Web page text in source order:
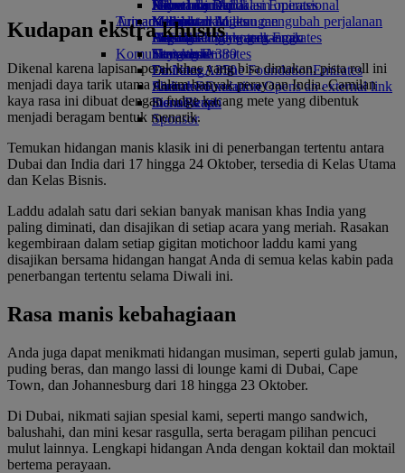
Minuman
Armada kami
Boeing 777
Emirates A380
Emirates A350
Emirates Executive
Denah kursi
Hiburan anak
Mainan anak
Aktivitas untuk anak-anak
Keberlanjutan dalam operasional
Kebijakan lingkungan
Laporan lingkungan
Komunitas kami
Emirates Airline FoundationEmirates
Airline Foundation Opens an external link
in a new tab
Sponsor
Jakarta ke Dubai
Tujuan terbaru
Helsinki
Hangzhou
Da Nang
Shenzhen
Siem Reap
Skywards Rail
Kalkulator Miles
Masuk ke Skywards Emirates
Skywards+
Ponsel dan Aplikasi Emirates
Membatalkan atau mengubah perjalanan
Perjalanan yang terganggu
Tentang Emirates
Kudapan ekstra khusus
Dikenal karena lapisan perak khas yang bisa dimakan, pista roll ini
menjadi daya tarik utama dalam banyak perayaan India. Camilan
kaya rasa ini dibuat dengan fudge kacang mete yang dibentuk
menjadi beragam bentuk menarik.
Temukan hidangan manis klasik ini di penerbangan tertentu antara
Dubai dan India dari 17 hingga 24 Oktober, tersedia di Kelas Utama
dan Kelas Bisnis.
Laddu adalah satu dari sekian banyak manisan khas India yang
paling diminati, dan disajikan di setiap acara yang meriah. Rasakan
kegembiraan dalam setiap gigitan motichoor laddu kami yang
disajikan bersama hidangan hangat Anda di semua kelas kabin pada
penerbangan tertentu selama Diwali ini.
Rasa manis kebahagiaan
Anda juga dapat menikmati hidangan musiman, seperti gulab jamun,
puding beras, dan mango lassi di lounge kami di Dubai, Cape
Town, dan Johannesburg dari 18 hingga 23 Oktober.
Di Dubai, nikmati sajian spesial kami, seperti mango sandwich,
balushahi, dan mini kesar rasgulla, serta beragam pilihan pencuci
mulut lainnya. Lengkapi hidangan Anda dengan koktail dan moktail
bertema perayaan.